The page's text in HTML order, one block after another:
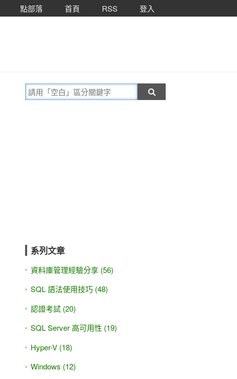
點部落 首頁 RSS 登入
系列文章
資料庫管理經驗分享 (56)
SQL 語法使用技巧 (48)
認證考試 (20)
SQL Server 高可用性 (19)
Hyper-V (18)
Windows (12)